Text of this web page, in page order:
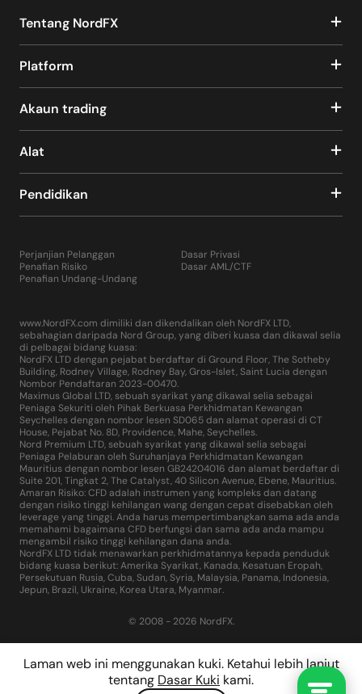
Laman web ini menggunakan kuki. Ketahui lebih lanjut
tentang Dasar Kuki kami.
Tentang NordFX
Platform
Akaun trading
Alat
Pendidikan
Perjanjian Pelanggan
Penafian Risiko
Penafian Undang-Undang
Dasar Privasi
Dasar AML/CTF
www.NordFX.com dimiliki dan dikendalikan oleh NordFX LTD,
sebahagian daripada Nord Group, yang diberi kuasa dan dikawal selia
di pelbagai bidang kuasa:
NordFX LTD dengan pejabat berdaftar di Ground Floor, The Sotheby
Building, Rodney Village, Rodney Bay, Gros-Islet, Saint Lucia dengan
Nombor Pendaftaran 2023-00470.
Maximus Global LTD, sebuah syarikat yang dikawal selia sebagai
Peniaga Sekuriti oleh Pihak Berkuasa Perkhidmatan Kewangan
Seychelles dengan nombor lesen SD065 dan alamat operasi di CT
House, Pejabat No. 8D, Providence, Mahe, Seychelles.
Nord Premium LTD, sebuah syarikat yang dikawal selia sebagai
Peniaga Pelaburan oleh Suruhanjaya Perkhidmatan Kewangan
Mauritius dengan nombor lesen GB24204016 dan alamat berdaftar di
Suite 201, Tingkat 2, The Catalyst, 40 Silicon Avenue, Ebene, Mauritius.
Amaran Risiko: CFD adalah instrumen yang kompleks dan datang
dengan risiko tinggi kehilangan wang dengan cepat disebabkan oleh
leverage yang tinggi. Anda harus mempertimbangkan sama ada anda
memahami bagaimana CFD berfungsi dan sama ada anda mampu
mengambil risiko tinggi kehilangan dana anda.
NordFX LTD tidak menawarkan perkhidmatannya kepada penduduk
bidang kuasa berikut: Amerika Syarikat, Kanada, Kesatuan Eropah,
Persekutuan Rusia, Cuba, Sudan, Syria, Malaysia, Panama, Indonesia,
Jepun, Brazil, Ukraine, Korea Utara, Myanmar.
© 2008 - 2026 NordFX.